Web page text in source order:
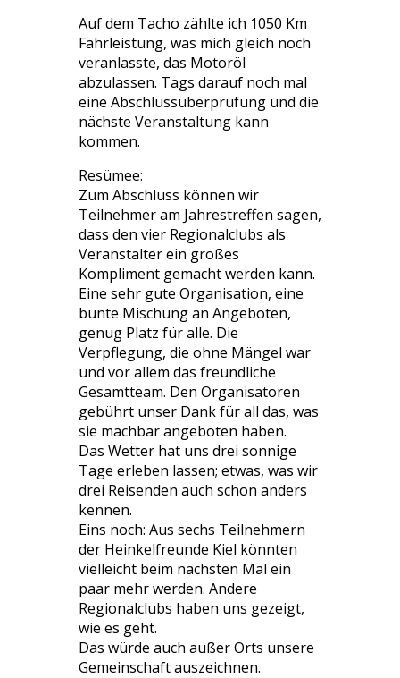
Auf dem Tacho zählte ich 1050 Km
Fahrleistung, was mich gleich noch
veranlasste, das Motoröl
abzulassen. Tags darauf noch mal
eine Abschlussüberprüfung und die
nächste Veranstaltung kann
kommen.
Resümee:
Zum Abschluss können wir
Teilnehmer am Jahrestreffen sagen,
dass den vier Regionalclubs als
Veranstalter ein großes
Kompliment gemacht werden kann.
Eine sehr gute Organisation, eine
bunte Mischung an Angeboten,
genug Platz für alle. Die
Verpflegung, die ohne Mängel war
und vor allem das freundliche
Gesamtteam. Den Organisatoren
gebührt unser Dank für all das, was
sie machbar angeboten haben.
Das Wetter hat uns drei sonnige
Tage erleben lassen; etwas, was wir
drei Reisenden auch schon anders
kennen.
Eins noch: Aus sechs Teilnehmern
der Heinkelfreunde Kiel könnten
vielleicht beim nächsten Mal ein
paar mehr werden. Andere
Regionalclubs haben uns gezeigt,
wie es geht.
Das würde auch außer Orts unsere
Gemeinschaft auszeichnen.